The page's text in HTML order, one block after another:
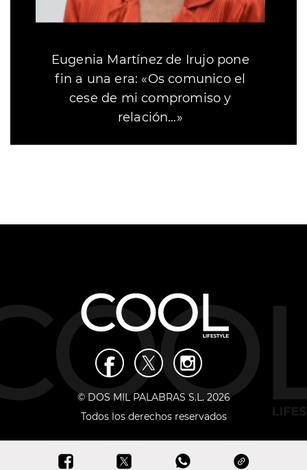
Eugenia Martínez de Irujo pone
fin a una era: «Os comunico el
cese de mi compromiso y
relación…»
© DOS MIL PALABRAS S.L. 2026
Todos los derechos reservados